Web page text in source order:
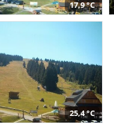
17,9 °C
25,4 °C